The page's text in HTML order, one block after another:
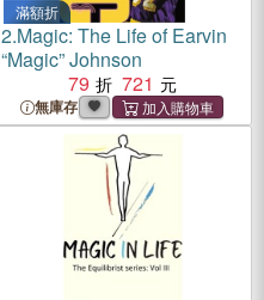
滿額折
2.Magic: The Life of Earvin
“Magic” Johnson
79
721
無庫存